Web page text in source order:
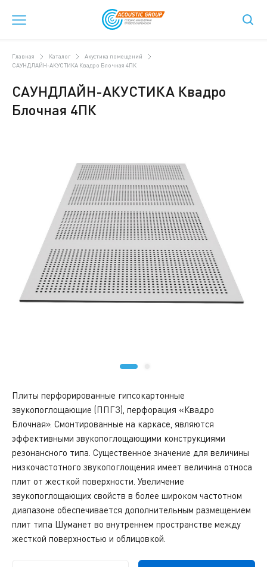
Плиты перфорированные гипсокартонные
звукопоглощающие (ППГЗ), перфорация «Квадро
Блочная». Смонтированные на каркасе, являются
эффективными звукопоглощающими конструкциями
резонансного типа. Существенное значение для величины
низкочастотного звукопоглощения имеет величина относа
плит от жесткой поверхности. Увеличение
звукопоглощающих свойств в более широком частотном
диапазоне обеспечивается дополнительным размещением
плит типа Шуманет во внутреннем пространстве между
жесткой поверхностью и облицовкой.
Главная Каталог
Акустика помещений
САУНДЛАЙН-АКУСТИКА Квадро Блочная 4ПК
САУНДЛАЙН-АКУСТИКА Квадро
Блочная 4ПК